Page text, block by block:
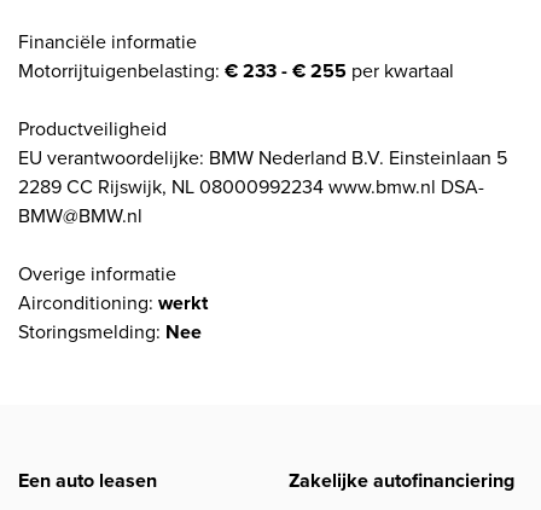
Financiële informatie
Motorrijtuigenbelasting: € 233 - € 255 per kwartaal
Productveiligheid
EU verantwoordelijke: BMW Nederland B.V. Einsteinlaan 5
2289 CC Rijswijk, NL 08000992234 www.bmw.nl DSA-
BMW@BMW.nl
Overige informatie
Airconditioning: werkt
Storingsmelding: Nee
Een auto leasen Zakelijke autofinanciering